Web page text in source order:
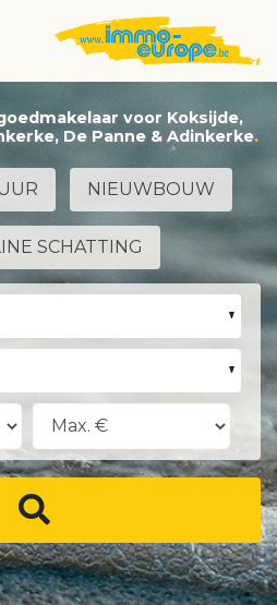
voor Koksijde,
De Panne & Adinkerke
NIEUWBOUW
SCHATTING